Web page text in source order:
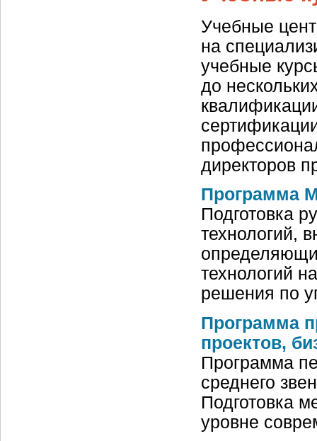
Учебные
на
учебные
до
директоров
Программа
Подготовка
технологий,
технологий
решения по
Программа
проектов,
Программа
среднего
Подготовка
уровне